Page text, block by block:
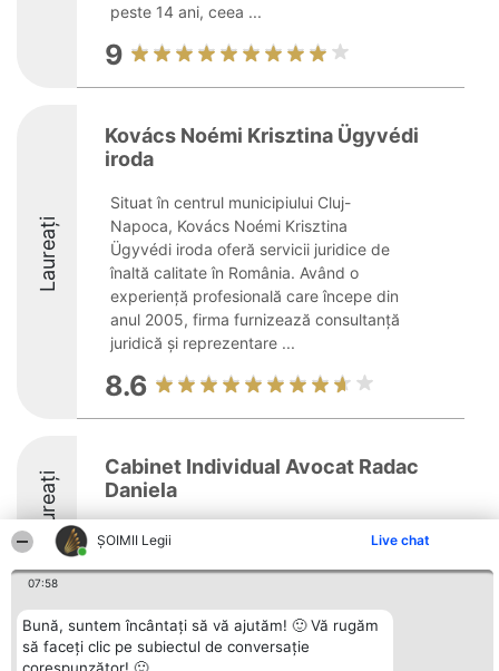
ȘOIMII Legii Live chat
07:58
Bună, suntem încântați să vă ajutăm! 🙂 Vă rugăm
să faceți clic pe subiectul de conversație
peste 14 ani, ceea ...
9
Laureați
Kovács Noémi Krisztina Ügyvédi
iroda
Situat în centrul municipiului Cluj-
Napoca, Kovács Noémi Krisztina
Ügyvédi iroda oferă servicii juridice de
înaltă calitate în România. Având o
experiență profesională care începe din
anul 2005, firma furnizează consultanță
juridică și reprezentare ...
8.6
Laureați
Cabinet Individual Avocat Radac
Daniela
Organizator Ranking
BRIGHT SOLUTIONS BR SRL
Plebiscyt
Câștigătorii
Contact